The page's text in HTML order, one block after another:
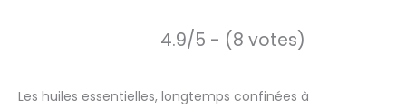
4.9/5 - (8 votes)
Les huiles essentielles, longtemps confinées à